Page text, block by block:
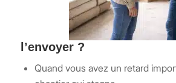
l’envoyer ?
Quand vous avez un retard